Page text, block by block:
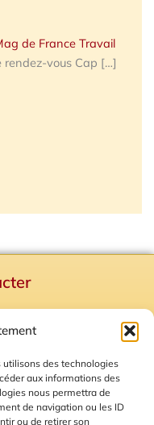
des technologies
aux informations des
nous permettra de
de navigation ou les ID
ou de retirer son
de France Travail
rendez-vous Cap […]
Plan du site